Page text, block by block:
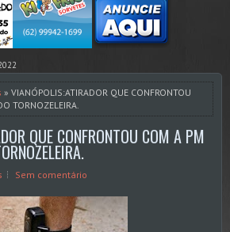
» VIANÓPOLIS:ATIRADOR QUE CONFRONTOU
TORNOZELEIRA.
QUE CONFRONTOU COM A PM
Sem comentário